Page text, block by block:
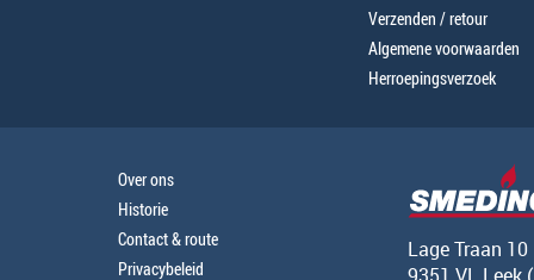
Verzenden / retour
Algemene voorwaarden
Herroepingsverzoek
Over ons
Historie
Contact & route
Privacybeleid
Lage Traan 10